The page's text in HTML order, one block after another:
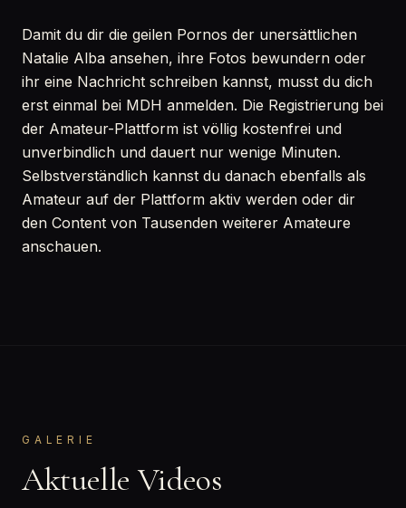
Damit du dir die geilen Pornos der unersättlichen
Natalie Alba ansehen, ihre Fotos bewundern oder
ihr eine Nachricht schreiben kannst, musst du dich
erst einmal bei MDH anmelden. Die Registrierung bei
der Amateur-Plattform ist völlig kostenfrei und
unverbindlich und dauert nur wenige Minuten.
Selbstverständlich kannst du danach ebenfalls als
Amateur auf der Plattform aktiv werden oder dir
den Content von Tausenden weiterer Amateure
anschauen.
GALERIE
Aktuelle Videos